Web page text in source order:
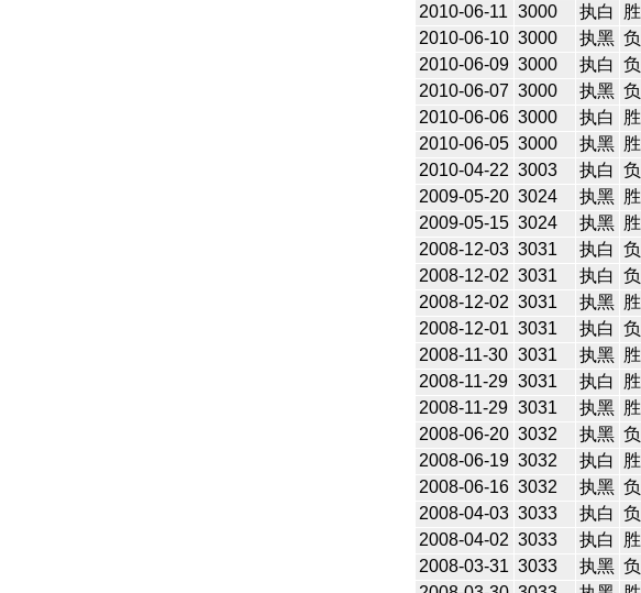
2010-06-11 3000 执白 胜
2010-06-10 3000 执黑 负
2010-06-09 3000 执白 负
2010-06-07 3000 执黑 负
2010-06-06 3000 执白 胜
2010-06-05 3000 执黑 胜
2010-04-22 3003 执白 负
2009-05-20 3024 执黑 胜
2009-05-15 3024 执黑 胜
2008-12-03 3031 执白 负
2008-12-02 3031 执白 负
2008-12-02 3031 执黑 胜
2008-12-01 3031 执白 负
2008-11-30 3031 执黑 胜
2008-11-29 3031 执白 胜
2008-11-29 3031 执黑 胜
2008-06-20 3032 执黑 负
2008-06-19 3032 执白 胜
2008-06-16 3032 执黑 负
2008-04-03 3033 执白 负
2008-04-02 3033 执白 胜
2008-03-31 3033 执黑 负